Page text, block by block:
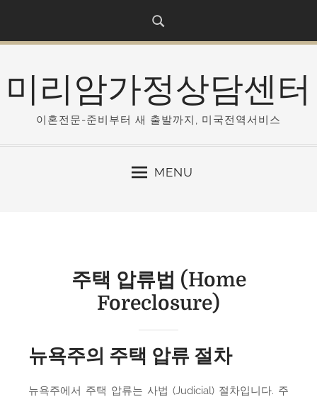
i
미리암가정상담센터
이혼전문-준비부터 새 출발까지, 미국전역서비스
MENU
주택 압류법 (Home
Foreclosure)
뉴욕주의 주택 압류 절차
뉴욕주에서 주택 압류는 사법 (Judicial) 절차입니다. 주